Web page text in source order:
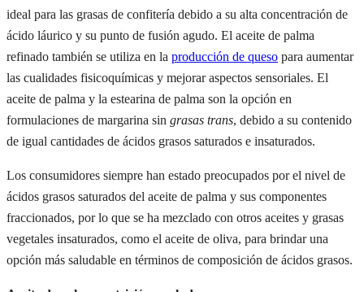
ideal para las grasas de confitería debido a su alta concentración de
ácido láurico y su punto de fusión agudo. El aceite de palma
refinado también se utiliza en la producción de queso para aumentar
las cualidades fisicoquímicas y mejorar aspectos sensoriales. El
aceite de palma y la estearina de palma son la opción en
formulaciones de margarina sin grasas trans, debido a su contenido
de igual cantidades de ácidos grasos saturados e insaturados.
Los consumidores siempre han estado preocupados por el nivel de
ácidos grasos saturados del aceite de palma y sus componentes
fraccionados, por lo que se ha mezclado con otros aceites y grasas
vegetales insaturados, como el aceite de oliva, para brindar una
opción más saludable en términos de composición de ácidos grasos.